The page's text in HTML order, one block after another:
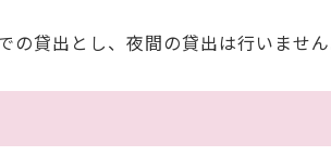
貸出とし、夜間の貸出は行いません